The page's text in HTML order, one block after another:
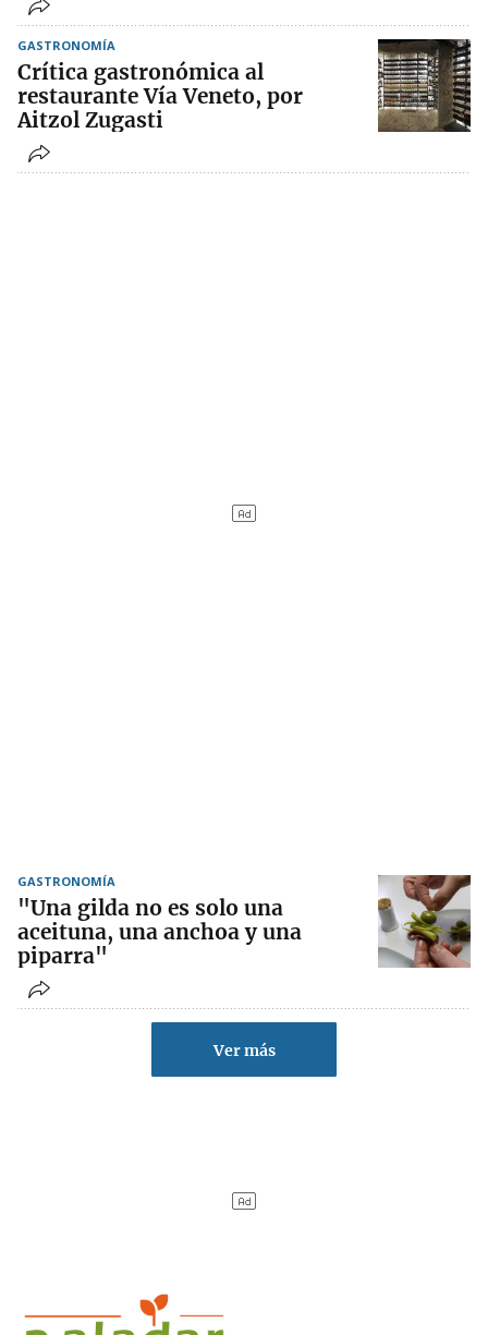
GASTRONOMÍA
Crítica gastronómica al
restaurante Vía Veneto, por
Aitzol Zugasti
GASTRONOMÍA
"Una gilda no es solo una
aceituna, una anchoa y una
piparra"
Ver más